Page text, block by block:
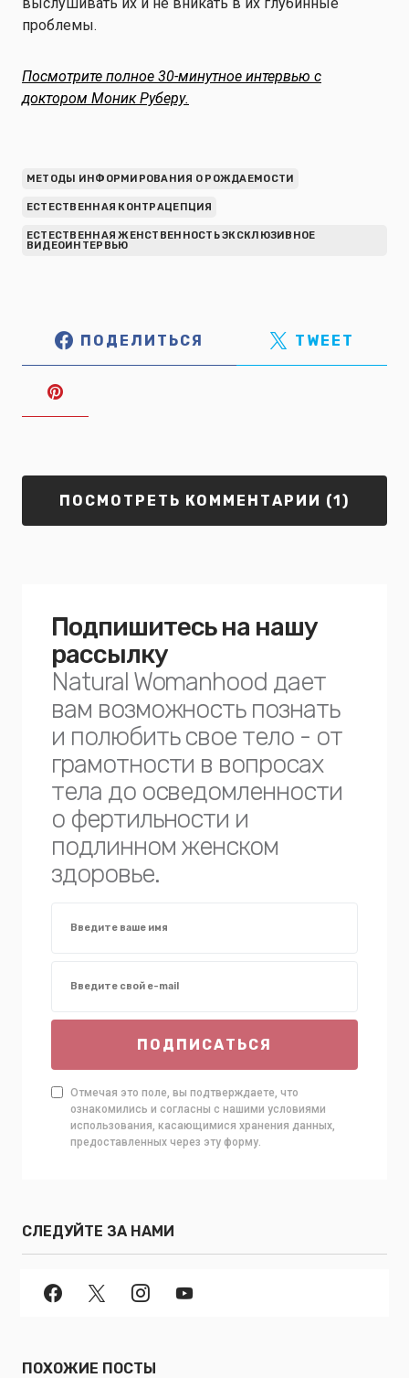
проблемы.
Посмотрите полное 30-минутное интервью с
доктором МоникРуберу.
МЕТОДЫ ИНФОРМИРОВАНИЯ О РОЖДАЕМОСТИ
ЕСТЕСТВЕННАЯ КОНТРАЦЕПЦИЯ
ЕСТЕСТВЕННАЯ ЖЕНСТВЕННОСТЬ ЭКСКЛЮЗИВНОЕ
ВИДЕОИНТЕРВЬЮ
ПОДЕЛИТЬСЯ TWEET
ПОСМОТРЕТЬ КОММЕНТАРИИ (1)
Подпишитесь на нашу
рассылку
Natural Womanhood дает
вам возможность познать
и полюбить свое тело - от
грамотности в вопросах
тела до осведомленности
о фертильности и
подлинном женском
здоровье.
ПОДПИСАТЬСЯ
Отмечая это поле, вы подтверждаете, что
ознакомились и согласны с нашими условиями
использования, касающимися хранения данных,
предоставленных через эту форму.
СЛЕДУЙТЕ ЗА НАМИ
ПОХОЖИЕ ПОСТЫ